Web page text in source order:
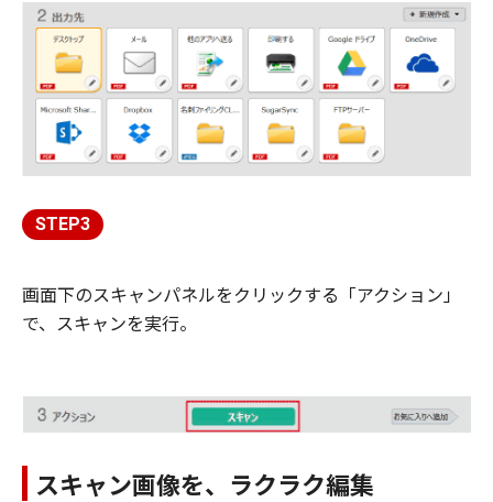
STEP3
画面下のスキャンパネルをクリックする「アクション」
で、スキャンを実行。
スキャン画像を、ラクラク編集